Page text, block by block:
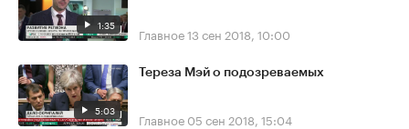
1:35 Главное13 сен 2018, 10:00
5:03
Тереза Мэй о подозреваемых
Главное 05 сен 2018, 15:04